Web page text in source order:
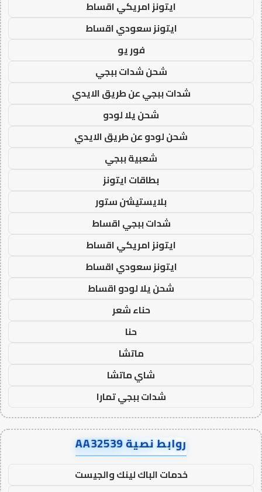
ايتونز امريكي اقساط
ايتونز سعودي اقساط
فور يو
شحن شدات ببجي
شدات ببجي عن طريق الايدي
شحن يلا لودو
شحن لودو عن طريق الايدي
شعبية ببجي
بطاقات ايتونز
بلايستيشن ستور
شدات ببجي اقساط
ايتونز امريكي اقساط
ايتونز سعودي اقساط
شحن يلا لودو اقساط
حناء شعر
حنا
ماتشا
شاي ماتشا
شدات ببجي تمارا
روابط نصية AA32539
خدمات الباك لينك والجيست